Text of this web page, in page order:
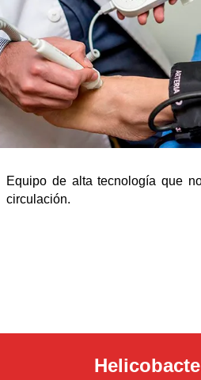
Equipo de alta tecnología que
circulación.